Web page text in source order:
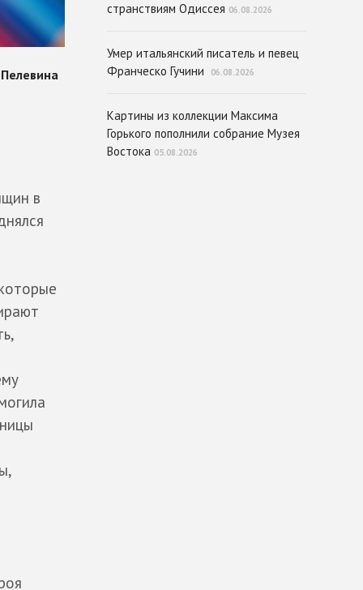
в
странствиям Одиссея 06.08.2026
Умер итальянский писатель и певец
Франческо Гучини
06.08.2026
Картины из коллекции Максима
Горького пополнили собрание Музея
Востока 05.08.2026